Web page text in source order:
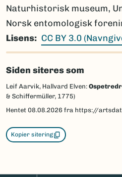
Naturhistorisk museum,
Norsk entomologisk
Lisens
CC BY 3.0
Siden siteres som
Leif Aarvik, Hallvard Elven:
& Schiffermüller, 1775)
Hentet 08.08.2026 fra https://
Kopier sitering